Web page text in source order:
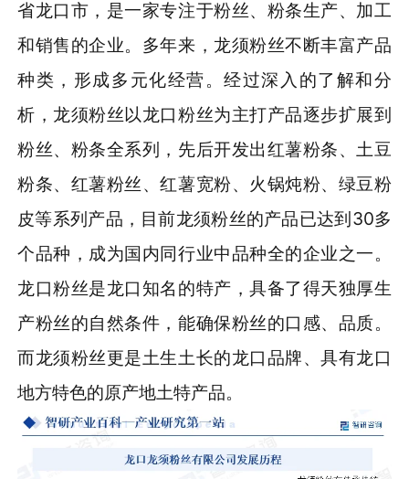
省龙口市，是一家专注于粉丝、粉条生产、加工
和销售的企业。多年来，龙须粉丝不断丰富产品
种类，形成多元化经营。经过深入的了解和分
析，龙须粉丝以龙口粉丝为主打产品逐步扩展到
粉丝、粉条全系列，先后开发出红薯粉条、土豆
粉条、红薯粉丝、红薯宽粉、火锅炖粉、绿豆粉
皮等系列产品，目前龙须粉丝的产品已达到30多
个品种，成为国内同行业中品种全的企业之一。
龙口粉丝是龙口知名的特产，具备了得天独厚生
产粉丝的自然条件，能确保粉丝的口感、品质。
而龙须粉丝更是土生土长的龙口品牌、具有龙口
地方特色的原产地土特产品。